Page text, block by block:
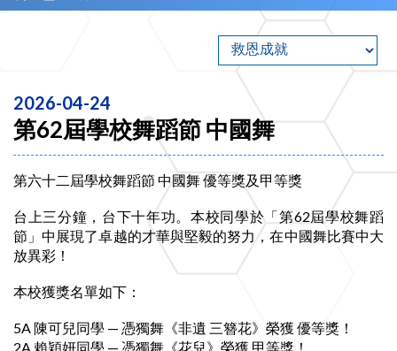
2026-04-24
第62屆學校舞蹈節 中國舞
第六十二屆學校舞蹈節 中國舞 優等獎及甲等獎
台上三分鐘，台下十年功。本校同學於「第62屆學校舞蹈
節」中展現了卓越的才華與堅毅的努力，在中國舞比賽中大
放異彩！
本校獲獎名單如下：
5A 陳可兒同學 — 憑獨舞《非遺 三簪花》榮獲 優等獎！
2A 賴穎妍同學 — 憑獨舞《花兒》榮獲 甲等獎！